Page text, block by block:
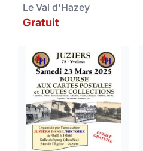
Le Val d'Hazey
Gratuit